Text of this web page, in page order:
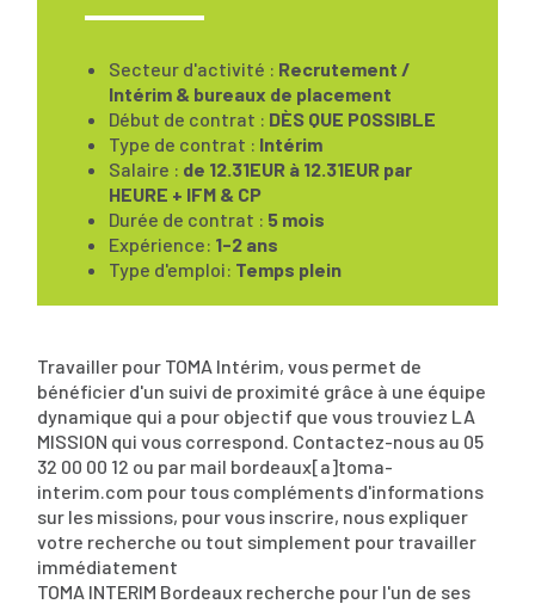
Secteur d'activité : Recrutement /
Intérim & bureaux de placement
Début de contrat : DÈS QUE POSSIBLE
Type de contrat : Intérim
Salaire : de 12.31EUR à 12.31EUR par
HEURE + IFM & CP
Durée de contrat : 5 mois
Expérience: 1-2 ans
Type d'emploi: Temps plein
Travailler pour TOMA Intérim, vous permet de
bénéficier d'un suivi de proximité grâce à une équipe
dynamique qui a pour objectif que vous trouviez LA
MISSION qui vous correspond. Contactez-nous au 05
32 00 00 12 ou par mail bordeaux[a]toma-
interim.com pour tous compléments d'informations
sur les missions, pour vous inscrire, nous expliquer
votre recherche ou tout simplement pour travailler
immédiatement
TOMA INTERIM Bordeaux recherche pour l'un de ses